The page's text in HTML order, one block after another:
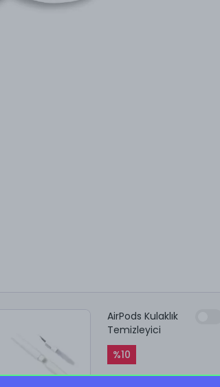
AirPods Kulaklık
Temizleyici
%10
₺ 199.90 ₺ 179.91